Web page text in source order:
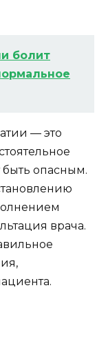
болит
— это
опасным.
врача.